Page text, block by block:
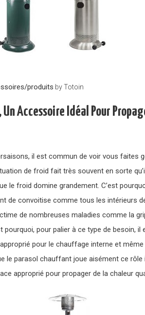
produits byTotoin
Accessoire Idéal Pour
il est commun de voir vous faites
de froid fait très souvent en sorte
le froid domine grandement. C’est
de convoitise comme tous les intérieurs
de nombreuses maladies comme la
pourquoi, pour palier à ce type de besoin,
pour le chauffage interne et
le parasol chauffant joue aisément ce
approprié pour propager de la chaleur